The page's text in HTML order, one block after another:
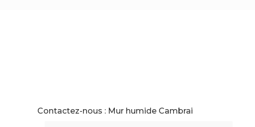
Contactez-nous : Mur humide Cambrai